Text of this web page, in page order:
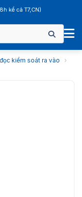
kể cả T7,CN)
kiểm soát ra vào
›